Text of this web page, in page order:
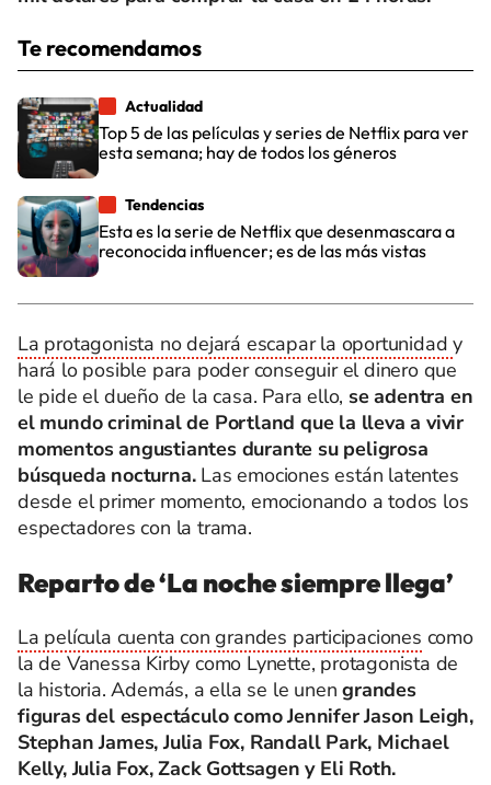
Te recomendamos
Actualidad
Top 5 de las películas y series de Netflix para ver
esta semana; hay de todos los géneros
Tendencias
Esta es la serie de Netflix que desenmascara a
reconocida influencer; es de las más vistas
La protagonista no dejará escapar la oportunidady
hará lo posible para poder conseguir el dinero que
le pide el dueño de la casa. Para ello, se adentra en
el mundo criminal de Portland que la lleva a vivir
momentos angustiantes durante su peligrosa
búsqueda nocturna.Las emociones están latentes
desde el primer momento, emocionando a todos los
espectadores con la trama.
Reparto de ‘La noche siempre llega’
La película cuenta con grandes participaciones como
la de Vanessa Kirby como Lynette, protagonista de
la historia. Además, a ella se le unengrandes
figuras del espectáculo como Jennifer Jason Leigh,
Stephan James, Julia Fox, Randall Park, Michael
Kelly, Julia Fox, Zack Gottsagen y Eli Roth.